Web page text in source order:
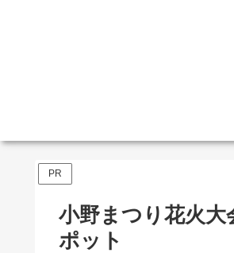
PR
小野まつり花火
ポット